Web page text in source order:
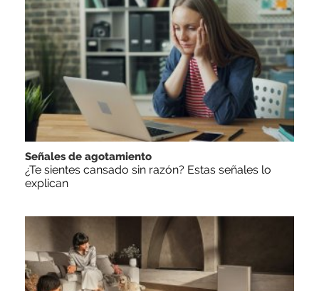
Señales de agotamiento
¿Te sientes cansado sin razón? Estas señales lo
explican